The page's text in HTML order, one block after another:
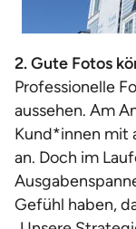
2. Gute Fotos
Professionelle
aussehen. Am
Kund*innen mit
an. Doch im
Gefühl haben,